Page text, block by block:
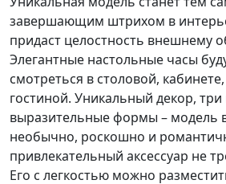
завершающим штрихом в
придаст целостность внешнему
Элегантные настольные часы
смотреться в столовой,
гостиной. Уникальный декор,
выразительные формы – модель
необычно, роскошно и
привлекательный аксессуар не
Его с легкостью можно